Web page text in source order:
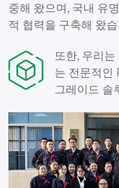
중해 왔으며, 국내 유
적 협력을 구축해 왔
또한, 우리
는 전문적인
그레이드 솔